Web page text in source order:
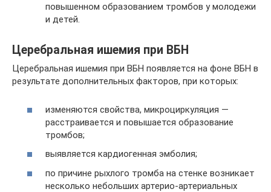
повышенном образованием тромбов у молодежи
и детей.
Церебральная ишемия при ВБН
Церебральная ишемия при ВБН появляется на фоне ВБН в
результате дополнительных факторов, при которых:
изменяются свойства, микроциркуляция —
расстраивается и повышается образование
тромбов;
выявляется кардиогенная эмболия;
по причине рыхлого тромба на стенке возникает
несколько небольших артерио-артериальных